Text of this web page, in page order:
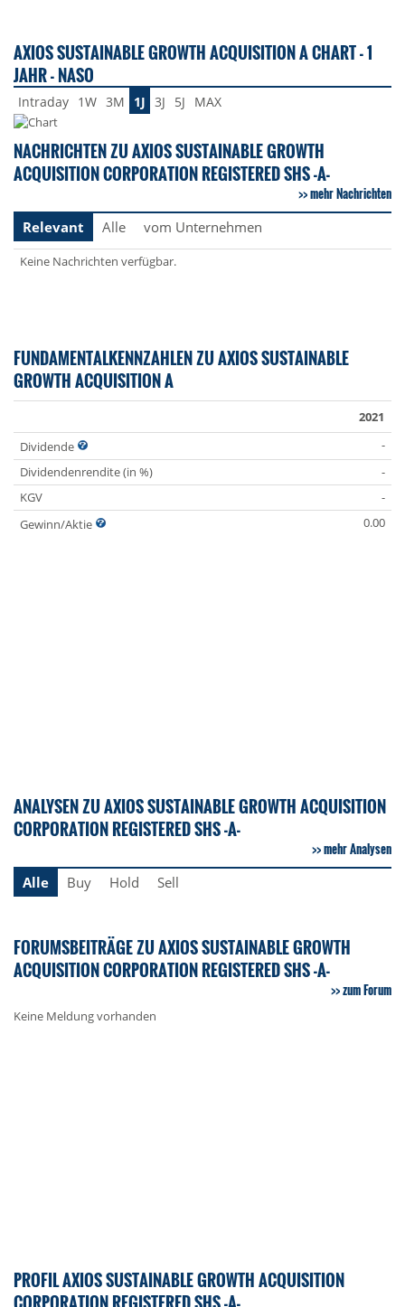
AXIOS SUSTAINABLE GROWTH ACQUISITION A CHART - 1
JAHR - NASO
Intraday 1W 3M 1J 3J 5J MAX
NACHRICHTEN ZU AXIOS SUSTAINABLE GROWTH
ACQUISITION CORPORATION REGISTERED SHS -A-
mehr Nachrichten
Relevant
Alle vom Unternehmen
Keine Nachrichten verfügbar.
FUNDAMENTALKENNZAHLEN ZU AXIOS SUSTAINABLE
GROWTH ACQUISITION A
2021
Dividende
-
Dividendenrendite (in %)
-
KGV
-
Gewinn/Aktie
0.00
ANALYSEN ZU AXIOS SUSTAINABLE GROWTH ACQUISITION
CORPORATION REGISTERED SHS -A-
mehr Analysen
Alle
Buy Hold Sell
FORUMSBEITRÄGE ZU AXIOS SUSTAINABLE GROWTH
ACQUISITION CORPORATION REGISTERED SHS -A-
zum Forum
Keine Meldung vorhanden
PROFIL AXIOS SUSTAINABLE GROWTH ACQUISITION
CORPORATION REGISTERED SHS -A-